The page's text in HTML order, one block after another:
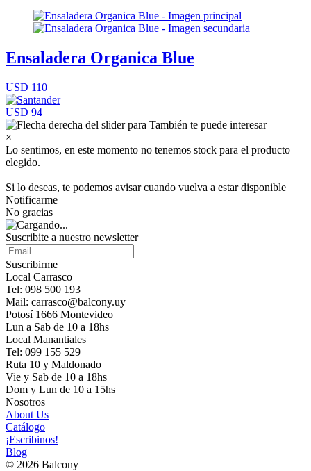
Ensaladera Organica Blue
USD 110
USD 94
×
Lo sentimos, en este momento no tenemos stock para el producto
elegido.
Si lo deseas, te podemos avisar cuando vuelva a estar disponible
Notificarme
No gracias
Suscribite a nuestro newsletter
Suscribirme
Local Carrasco
Tel: 098 500 193
Mail: carrasco@balcony.uy
Potosí 1666 Montevideo
Lun a Sab de 10 a 18hs
Local Manantiales
Tel: 099 155 529
Ruta 10 y Maldonado
Vie y Sab de 10 a 18hs
Dom y Lun de 10 a 15hs
Nosotros
About Us
Catálogo
¡Escribinos!
Blog
© 2026 Balcony